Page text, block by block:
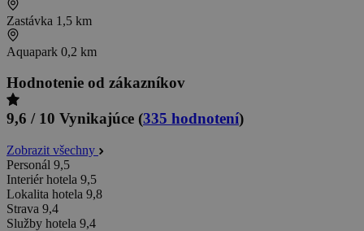
Zastávka 1,5 km
Aquapark 0,2 km
Hodnotenie od zákazníkov
9,6 / 10 Vynikajúce (335 hodnotení)
Zobrazit všechny
Personál 9,5
Interiér hotela 9,5
Lokalita hotela 9,8
Strava 9,4
Služby hotela 9,4